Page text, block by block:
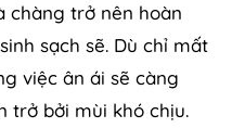
chàng trở nên hoàn
sạch sẽ. Dù chỉ mất
việc ân ái sẽ càng
trở bởi mùi khó chịu.